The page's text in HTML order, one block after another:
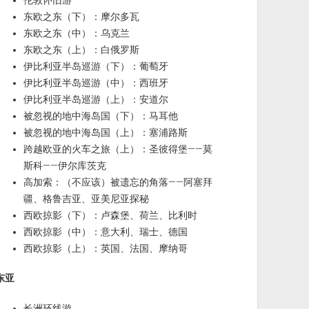
东欧之东（下）：摩尔多瓦
东欧之东（中）：乌克兰
东欧之东（上）：白俄罗斯
伊比利亚半岛巡游（下）：葡萄牙
伊比利亚半岛巡游（中）：西班牙
伊比利亚半岛巡游（上）：安道尔
被忽视的地中海岛国（下）：马耳他
被忽视的地中海岛国（上）：塞浦路斯
跨越欧亚的火车之旅（上）：圣彼得堡——莫
斯科——伊尔库茨克
高加索：（不应该）被遗忘的角落——阿塞拜
疆、格鲁吉亚、亚美尼亚探秘
西欧掠影（下）：卢森堡、荷兰、比利时
西欧掠影（中）：意大利、瑞士、德国
西欧掠影（上）：英国、法国、摩纳哥
亚